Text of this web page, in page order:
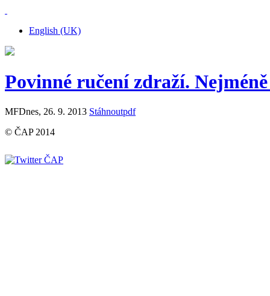
English (UK)
Povinné ručení zdraží.
MFDnes, 26. 9. 2013 Stáhnoutpdf
© ČAP 2014